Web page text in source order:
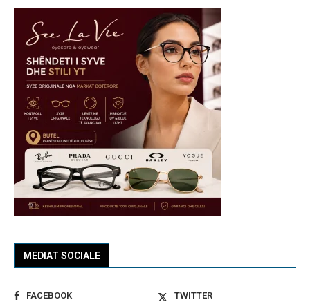
MEDIAT SOCIALE
FACEBOOK
TWITTER